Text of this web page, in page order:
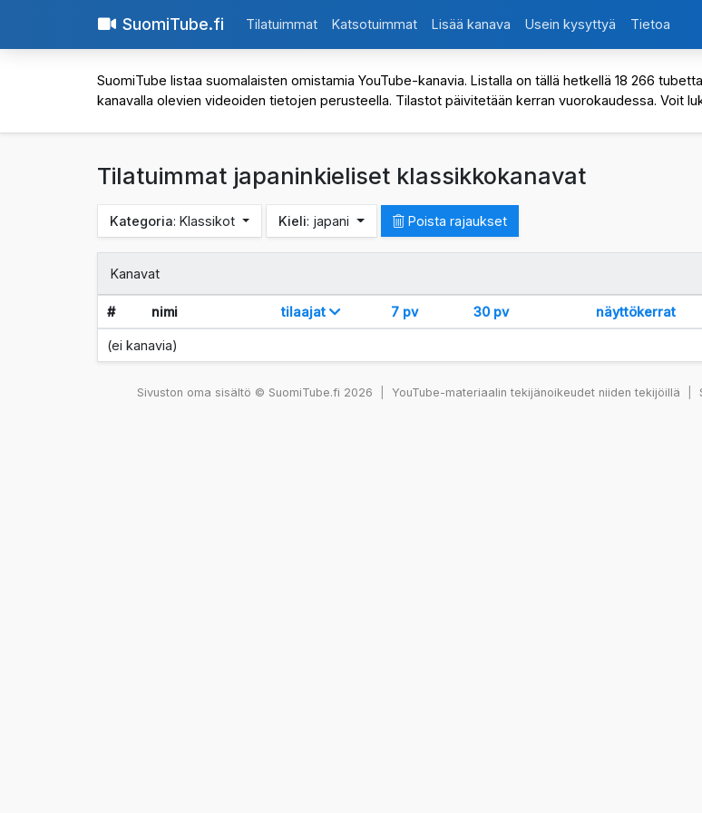
SuomiTube.fi Tilatuimmat Katsotuimmat Lisää kanava Usein kysyttyä Tietoa
SuomiTube listaa suomalaisten omistamia YouTube-kanavia. Listalla on tällä hetkellä 18 266
kanavalla olevien videoiden tietojen perusteella. Tilastot päivitetään kerran vuorokaudessa. Voit
Tilatuimmat japaninkieliset klassikkokanavat
Kategoria: Klassikot Kieli: japani Poista rajaukset
Kanavat
# nimi tilaajat 7 pv 30 pv näyttökerrat
(ei kanavia)
Sivuston oma sisältö © SuomiTube.fi 2026 YouTube-materiaalin tekijänoikeudet niiden tekijöillä